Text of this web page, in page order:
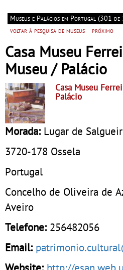
Museus e Palácios em Portugal (301
voltar à pesquisa de museus
próximo
Casa Museu
Museu / Palácio
Casa Museu
Palácio
Morada: Lugar de
3720-178 Ossela
Portugal
Concelho de Oliveira de
Aveiro
Telefone: 256482056
Email: